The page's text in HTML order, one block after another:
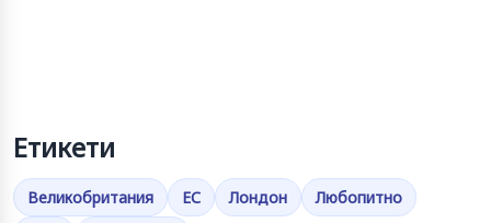
Етикети
Великобритания ЕС Лондон
Любопитно